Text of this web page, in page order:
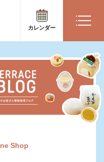
カレンダー
Shop